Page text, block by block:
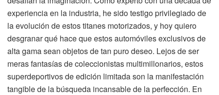
experiencia en la industria, he sido testigo privilegiado de
la evolución de estos titanes motorizados, y hoy quiero
desgranar qué hace que estos automóviles exclusivos de
alta gama sean objetos de tan puro deseo. Lejos de ser
meras fantasías de coleccionistas multimillonarios, estos
superdeportivos de edición limitada son la manifestación
tangible de la búsqueda incansable de la perfección. En